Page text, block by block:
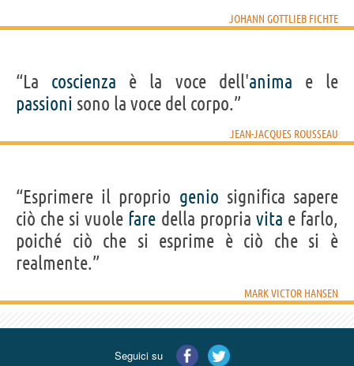
JOHANN GOTTLIEB FICHTE
“La coscienza è la voce dell'anima e le
passioni sono la voce del corpo.”
JEAN-JACQUES ROUSSEAU
“Esprimere il proprio genio significa sapere
ciò che si vuole fare della propria vita e farlo,
poiché ciò che si esprime è ciò che si è
realmente.”
MARK VICTOR HANSEN
Seguici su